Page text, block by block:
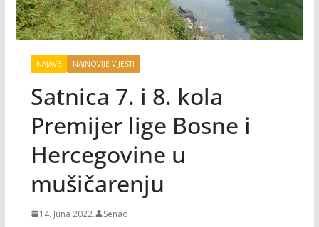
NAJAVE NAJNOVIJE VIJESTI
Satnica 7. i 8. kola
Premijer lige Bosne i
Hercegovine u
mušičarenju
14. Juna 2022. Senad